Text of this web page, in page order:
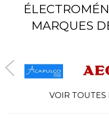
MARQUES
VOIR TOUTES